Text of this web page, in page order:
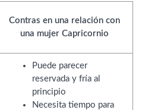
Contras en una relación con
una mujer Capricornio
Puede parecer
reservada y fría al
principio
Necesita tiempo para